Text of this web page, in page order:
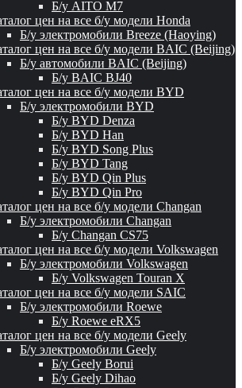
Б/у AITO M7
цен на все б/у модели Honda
Б/у электромобили Breeze (Haoying)
цен на все б/у модели BAIC (Beijing)
Б/у автомобили BAIC (Beijing)
Б/у BAIC BJ40
цен на все б/у модели BYD
Б/у электромобили BYD
Б/у BYD Denza
Б/у BYD Han
Б/у BYD Song Plus
Б/у BYD Tang
Б/у BYD Qin Plus
Б/у BYD Qin Pro
цен на все б/у модели Changan
Б/у электромобили Changan
Б/у Changan CS75
цен на все б/у модели Volkswagen
Б/у электромобили Volkswagen
Б/у Volkswagen Touran X
цен на все б/у модели SAIC
Б/у электромобили Roewe
Б/у Roewe eRX5
цен на все б/у модели Geely
Б/у электромобили Geely
Б/у Geely Borui
Б/у Geely Dihao